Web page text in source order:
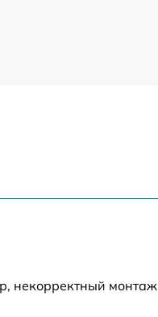
некорректный монтаж